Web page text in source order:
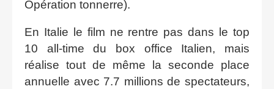
Opération tonnerre).
En Italie le film ne rentre pas dans le top
10 all-time du box office Italien, mais
réalise tout de même la seconde place
annuelle avec 7.7 millions de spectateurs,